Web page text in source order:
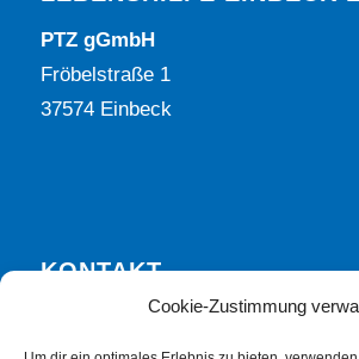
Cookie-Zustimmung
PTZ gGmbH
Fröbelstraße 1
37574 Einbeck
KONTAKT
Tel. 05561 7571-700
E-Mail info@lebenshilfe-einbeck.de